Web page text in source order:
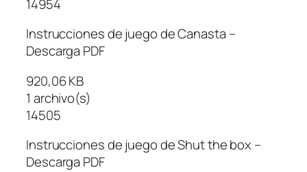
14954
Instrucciones de juego de Canasta –
Descarga PDF
920,06 KB
1 archivo(s)
14505
Instrucciones de juego de Shut the box –
Descarga PDF